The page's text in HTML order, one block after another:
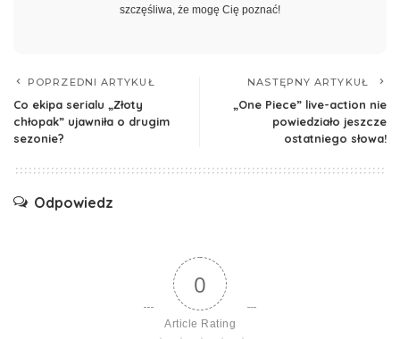
szczęśliwa, że mogę Cię poznać!
POPRZEDNI ARTYKUŁ
Co ekipa serialu „Złoty
chłopak” ujawniła o drugim
sezonie?
NASTĘPNY ARTYKUŁ
„One Piece” live-action nie
powiedziało jeszcze
ostatniego słowa!
Odpowiedz
0
Article Rating